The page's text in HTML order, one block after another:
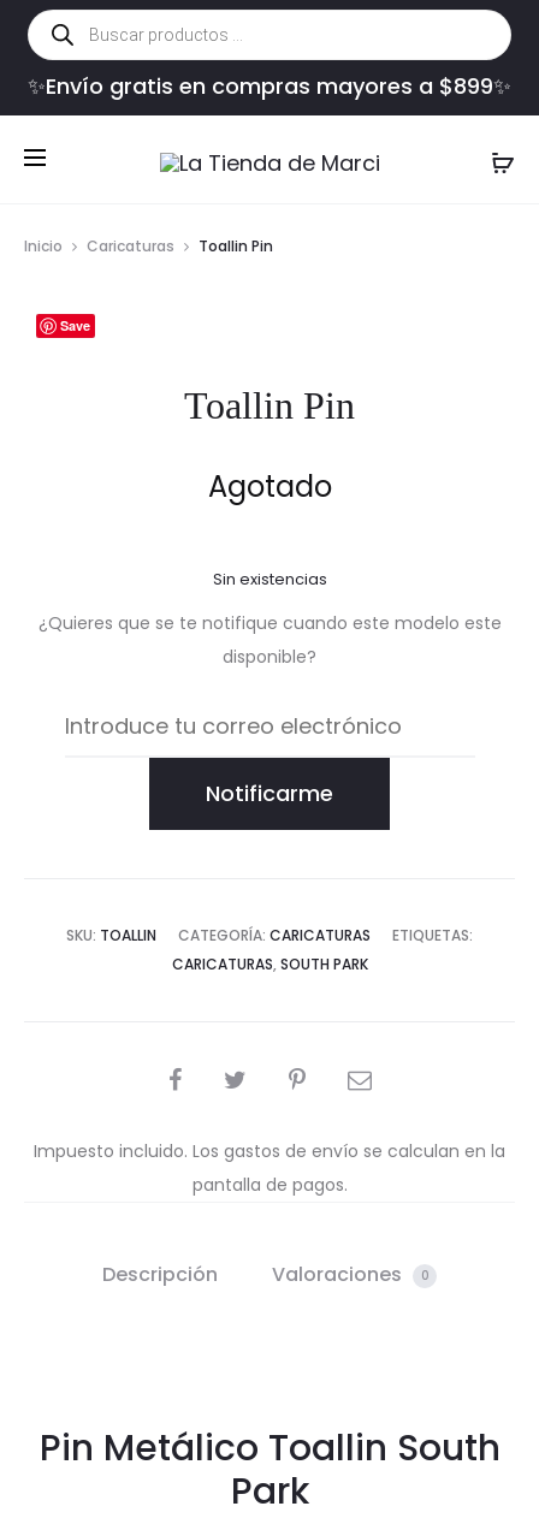
Búsqueda
de
productos
✨Envío gratis en compras mayores a $899✨
Inicio Caricaturas Toallin Pin
Save
Toallin Pin
Agotado
Sin existencias
¿Quieres que se te notifique cuando este modelo este
disponible?
Notificarme
SKU: TOALLIN CATEGORÍA: CARICATURAS
ETIQUETAS:
CARICATURAS, SOUTH PARK
COMPARTIR
Impuesto incluido. Los gastos de envío se calculan en la
pantalla de pagos.
Descripción Valoraciones 0
Pin Metálico Toallin South
Park